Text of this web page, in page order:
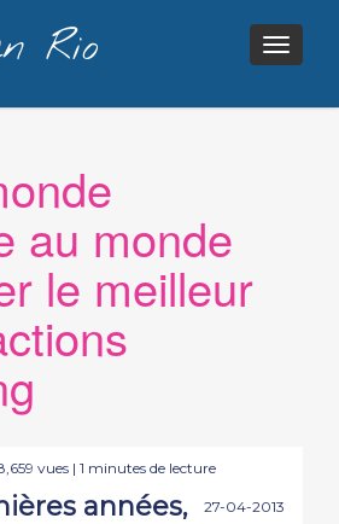
Rio
au monde
le meilleur
vues | 1 minutes de lecture
27-04-2013
années,